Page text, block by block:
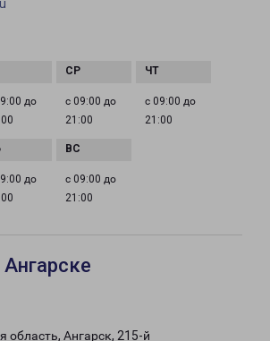
до
с 09:00 до
21:00
с 09:00 до
21:00
до
с 09:00 до
21:00
область, Ангарск, 215-й